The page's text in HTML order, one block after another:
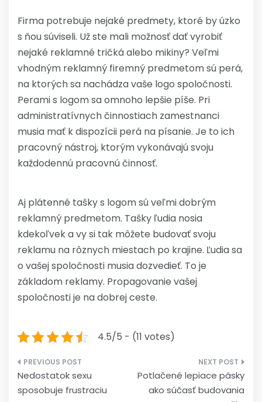
Firma potrebuje nejaké predmety, ktoré by úzko
s ňou súviseli. Už ste mali možnosť dať vyrobiť
nejaké reklamné tričká alebo mikiny? Veľmi
vhodným reklamný firemný predmetom sú perá,
na ktorých sa nachádza vaše logo spoločnosti.
Perami s logom sa omnoho lepšie píše. Pri
administratívnych činnostiach zamestnanci
musia mať k dispozícii perá na písanie. Je to ich
pracovný nástroj, ktorým vykonávajú svoju
každodennú pracovnú činnosť.
Aj plátenné tašky s logom sú veľmi dobrým
reklamný predmetom. Tašky ľudia nosia
kdekoľvek a vy si tak môžete budovať svoju
reklamu na rôznych miestach po krajine. Ľudia sa
o vašej spoločnosti musia dozvedieť. To je
základom reklamy. Propagovanie vašej
spoločnosti je na dobrej ceste.
4.5/5 - (11 votes)
Navigácia
v
Nedostatok sexu
sposobuje frustraciu
Potlačené lepiace pásky
ako súčasť budovania